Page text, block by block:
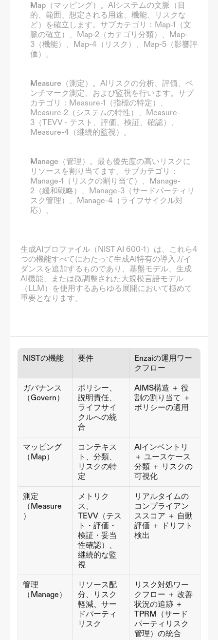
Map（マッピング）。 AIシステムの文脈（目
的、範囲、想定される用途、機能、リスクな
ど）を確立します。サブカテゴリ：Map-1（文
脈の確立）、Map-2（カテゴリ分類）、Map-
3（機能）、Map-4（リスク）、Map-5（影響評
価）。
Measure（測定）。 AIリスクの分析、評価、ベ
ンチマーク測定、および監視を行います。サブ
カテゴリ：Measure-1（指標の特定）、
Measure-2（システムの特性）、Measure-
3（TEVV - テスト、評価、検証、確認）、
Measure-4（継続的監視）。
Manage（管理）。 最も優先度の高いリスクに
リソースを割り当てます。サブカテゴリ：
Manage-1（リスクの割り当て）、Manage-
2（緩和戦略）、Manage-3（サードパーティリ
スク管理）、Manage-4（ライフサイクル対
応）。
生成AIプロファイル（NIST AI 600-1）は、これら4
つの機能すべてにわたって生成AI特有の導入ガイ
ダンスを追加するものであり、基盤モデル、生成
AI機能、または微調整された大規模言語モデル
（LLM）を使用するあらゆる展開において極めて
重要となります。
NISTの機能 要件
Enzaiの運用ワー
クフロー
ガバナンス
（Govern）
ポリシー、
説明責任、
ライフサイ
クルへの統
合
AIMS構造 ＋ 役
割の割り当て ＋
ポリシーの適用
マッピング
（Map）
コンテキス
ト、分類、
リスクの特
定
AIインベントリ
＋ ユースケース
分類 ＋ リスクの
可視化
測定
（Measure
）
メトリク
ス、
TEVV（テス
ト・評価・
検証・妥当
性確認）、
継続的な監
視
リアルタイムの
コンプライアン
ススコア ＋ 自動
評価 ＋ ドリフト
検出
管理
（Manage）
リソース配
分、リスク
軽減、サー
ドパーティ
リスク
リスク対処ワー
クフロー ＋ 改善
状況の追跡 ＋
TPRM（サード
パーティリスク
管理）の統合